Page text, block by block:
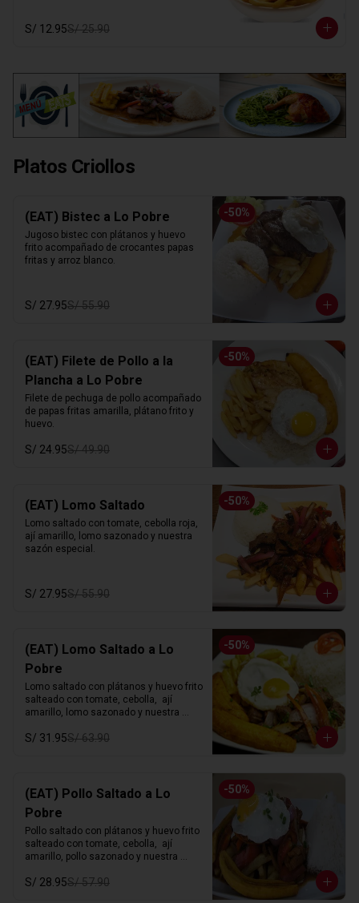
S/ 12.95S/ 25.90
Platos Criollos
-50%
(EAT) Bistec a Lo Pobre
Jugoso bistec con plátanos y huevo
frito acompañado de crocantes papas
fritas y arroz blanco.
S/ 27.95S/ 55.90
-50%
(EAT) Filete de Pollo a la
Plancha a Lo Pobre
Filete de pechuga de pollo acompañado
de papas fritas amarilla, plátano frito y
huevo.
S/ 24.95S/ 49.90
-50%
(EAT) Lomo Saltado
Lomo saltado con tomate, cebolla roja,
ají amarillo, lomo sazonado y nuestra
sazón especial.
S/ 27.95S/ 55.90
-50%
(EAT) Lomo Saltado a Lo
Pobre
Lomo saltado con plátanos y huevo frito
salteado con tomate, cebolla,  ají
amarillo, lomo sazonado y nuestra
S/ 31.95S/ 63.90
-50%
(EAT) Pollo Saltado a Lo
Pobre
Pollo saltado con plátanos y huevo frito
salteado con tomate, cebolla,  ají
amarillo, pollo sazonado y nuestra
S/ 28.95S/ 57.90